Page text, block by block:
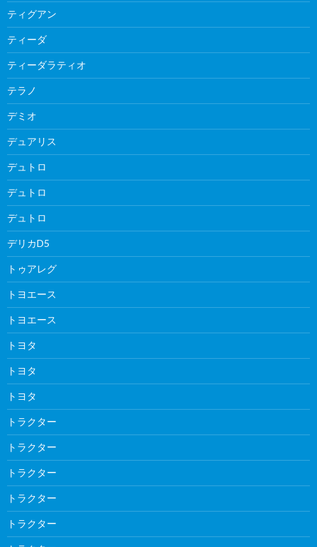
ティグアン
ティーダ
ティーダラティオ
テラノ
デミオ
デュアリス
デュトロ
デュトロ
デュトロ
デリカD5
トゥアレグ
トヨエース
トヨエース
トヨタ
トヨタ
トヨタ
トラクター
トラクター
トラクター
トラクター
トラクター